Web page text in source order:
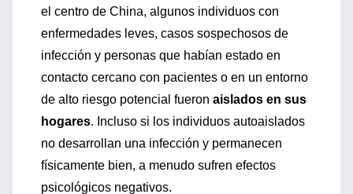
el centro de China, algunos individuos con
enfermedades leves, casos sospechosos de
infección y personas que habían estado en
contacto cercano con pacientes o en un entorno
de alto riesgo potencial fueron aislados en sus
hogares. Incluso si los individuos autoaislados
no desarrollan una infección y permanecen
físicamente bien, a menudo sufren efectos
psicológicos negativos.